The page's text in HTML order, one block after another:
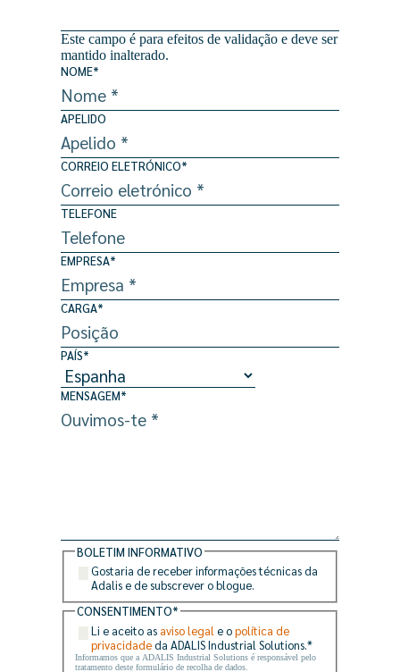
Este campo é para efeitos de validação e deve ser
mantido inalterado.
NOME*
APELIDO
CORREIO ELETRÓNICO*
TELEFONE
EMPRESA*
CARGA*
PAÍS*
MENSAGEM*
BOLETIM INFORMATIVO
Gostaria de receber informações técnicas da
Adalis e de subscrever o blogue.
CONSENTIMENTO*
Li e aceito as aviso legal e opolítica de
privacidadeda ADALIS Industrial Solutions.*
Informamos que a ADALIS Industrial Solutions é responsável pelo
tratamento deste formulário de recolha de dados.